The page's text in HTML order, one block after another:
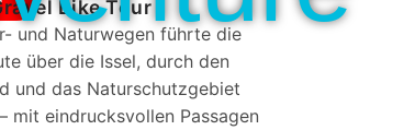
Bike Tour
und Naturwegen führte die
über die Issel, durch den
und das Naturschutzgebiet
mit eindrucksvollen Passagen